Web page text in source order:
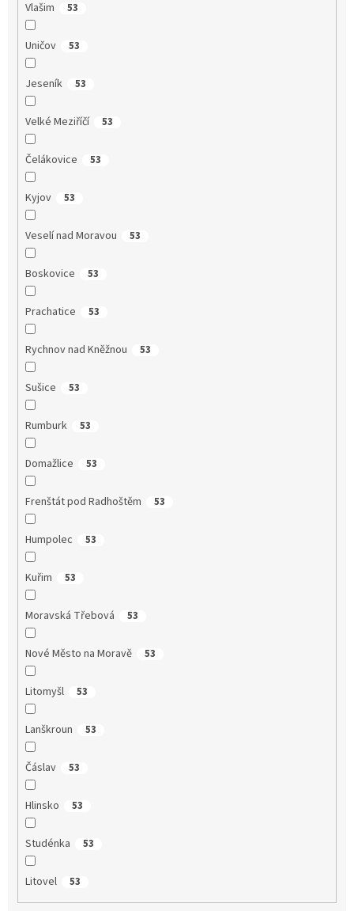
Vlašim 53
Uničov 53
Jeseník 53
Velké Meziříčí 53
Čelákovice 53
Kyjov 53
Veselí nad Moravou 53
Boskovice 53
Prachatice 53
Rychnov nad Kněžnou 53
Sušice 53
Rumburk 53
Domažlice 53
Frenštát pod Radhoštěm 53
Humpolec 53
Kuřim 53
Moravská Třebová 53
Nové Město na Moravě 53
Litomyšl 53
Lanškroun 53
Čáslav 53
Hlinsko 53
Studénka 53
Litovel 53